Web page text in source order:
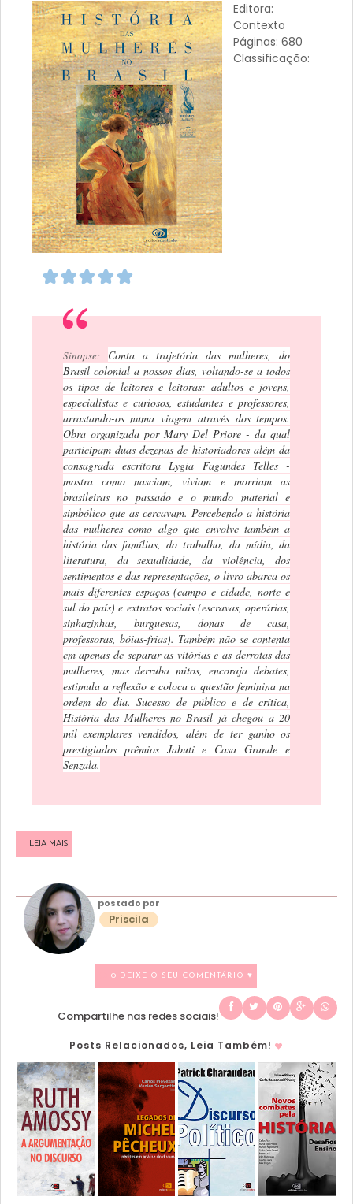
Editora:
Contexto
Páginas: 680
Classificação:
Sinopse: Conta a trajetória das mulheres, do
Brasil colonial a nossos dias, voltando-se a todos
os tipos de leitores e leitoras: adultos e jovens,
especialistas e curiosos, estudantes e professores,
arrastando-os numa viagem através dos tempos.
Obra organizada por Mary Del Priore - da qual
participam duas dezenas de historiadores além da
consagrada escritora Lygia Fagundes Telles -
mostra como nasciam, viviam e morriam as
brasileiras no passado e o mundo material e
simbólico que as cercavam. Percebendo a história
das mulheres como algo que envolve também a
história das famílias, do trabalho, da mídia, da
literatura, da sexualidade, da violência, dos
sentimentos e das representações, o livro abarca os
mais diferentes espaços (campo e cidade, norte e
sul do país) e extratos sociais (escravas, operárias,
sinhazinhas, burguesas, donas de casa,
professoras, bóias-frias). Também não se contenta
em apenas de separar as vitórias e as derrotas das
mulheres, mas derruba mitos, encoraja debates,
estimula a reflexão e coloca a questão feminina na
ordem do dia. Sucesso de público e de crítica,
História das Mulheres no Brasil já chegou a 20
mil exemplares vendidos, além de ter ganho os
prestigiados prêmios Jabuti e Casa Grande e
Senzala.
LEIA MAIS
postado por
Priscila
0 DEIXE O SEU COMENTÁRIO ♥
Compartilhe nas redes sociais!
Posts Relacionados, Leia Também!